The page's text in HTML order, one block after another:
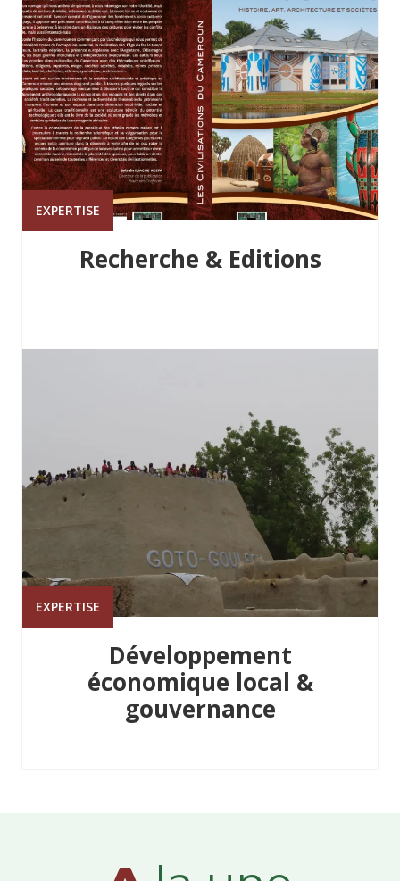
EXPERTISE
Recherche & Editions
EXPERTISE
Développement
économique local &
gouvernance